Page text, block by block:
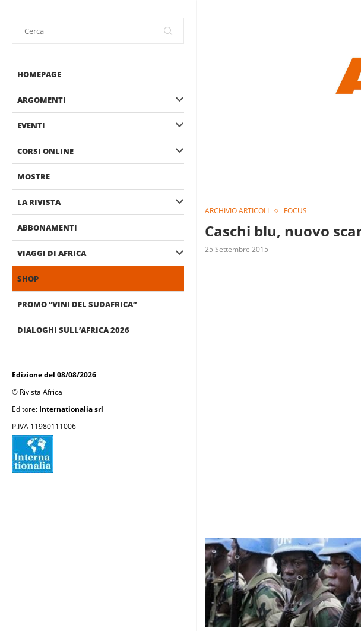
HOMEPAGE
ARGOMENTI
EVENTI
CORSI ONLINE
MOSTRE
LA RIVISTA
ABBONAMENTI
VIAGGI DI AFRICA
SHOP
PROMO “VINI DEL SUDAFRICA”
DIALOGHI SULL’AFRICA 2026
Edizione del 08/08/2026
© Rivista Africa
Editore: Internationalia srl
P.IVA 11980111006
ARCHIVIO ARTICOLI FOCUS
Caschi blu, nuovo
25 Settembre 2015